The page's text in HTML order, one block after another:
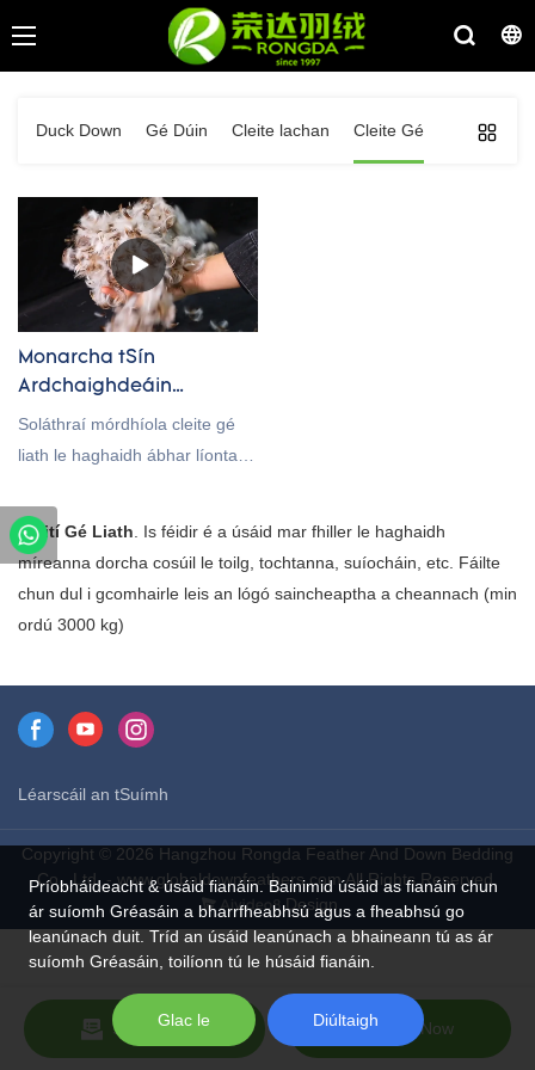
Duck Down Gé Dúin Cleite lachan Cleite Gé
Cleití Gé Liath. Is féidir é a úsáid mar fhiller le haghaidh
míreanna dorcha cosúil le toilg, tochtanna, suíocháin, etc. Fáilte
chun dul i gcomhairle leis an lógó saincheaptha a cheannach (min
ordú 3000 kg)
Monarcha tSín
Ardchaighdeáin
Monarcha Cleite Gé Liath
Mórdhíola
Soláthraí mórdhíola cleite gé
liath le haghaidh ábhar líonta
Léarscáil an tSuímh
Copyright © 2026 Hangzhou Rongda Feather And Down Bedding
Co., Ltd. - www.globaldownfeathers.com All Rights Reserved.
Design
Send Inquiry Chat Now
Príobháideacht & úsáid fianáin. Bainimid úsáid as fianáin chun
ár suíomh Gréasáin a bharrfheabhsú agus a fheabhsú go
leanúnach duit. Tríd an úsáid leanúnach a bhaineann tú as ár
suíomh Gréasáin, toilíonn tú le húsáid fianáin.
Glac le Diúltaigh